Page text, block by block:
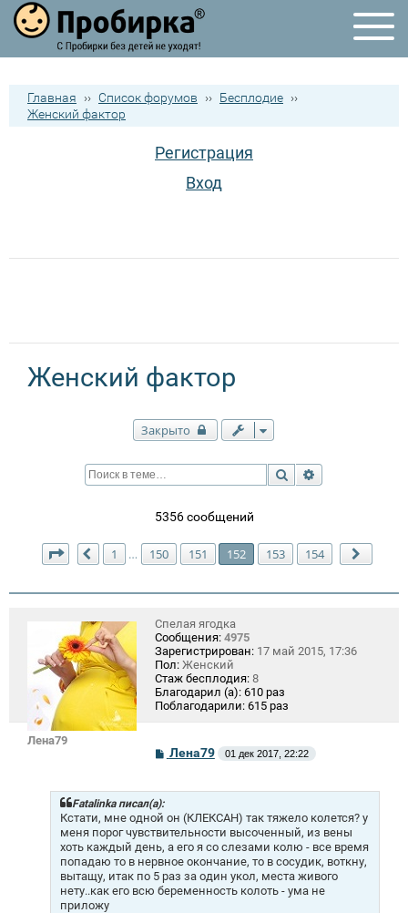
Главная ›› Список форумов ›› Бесплодие ››
Женский фактор
Регистрация
Вход
Женский фактор
Закрыто
Поиск
5356 сообщений
Страница 152 из154
Пред.
1 … 150 151 152 153 154
Лена79
Спелая ягодка
Сообщения: 4975
Зарегистрирован: 17 май 2015, 17:36
Пол: Женский
Стаж бесплодия: 8
Благодарил (а): 610 раз
Поблагодарили: 615 раз
С
б
е
н
и
е
Лена79 01 дек 2017, 22:22
Fatalinka писал(а):
Кстати, мне одной он (КЛЕКСАН) так тяжело колется? у
меня порог чувствительности высоченный, из вены
хоть каждый день, а его я со слезами колю - все время
попадаю то в нервное окончание, то в сосудик, воткну,
вытащу, итак по 5 раз за один укол, места живого
нету..как его всю беременность колоть - ума не
приложу